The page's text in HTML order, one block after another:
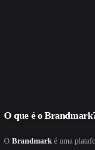
O que é o
O Brandmark é uma